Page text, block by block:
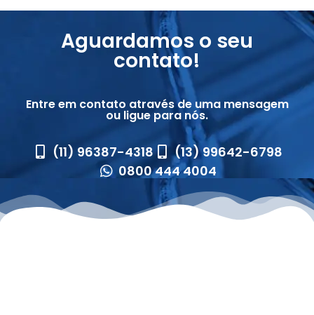
Aguardamos o seu
contato!
Entre em contato através de uma mensagem
ou ligue para nós.
(11) 96387-4318
(13) 99642-6798
0800 444 4004